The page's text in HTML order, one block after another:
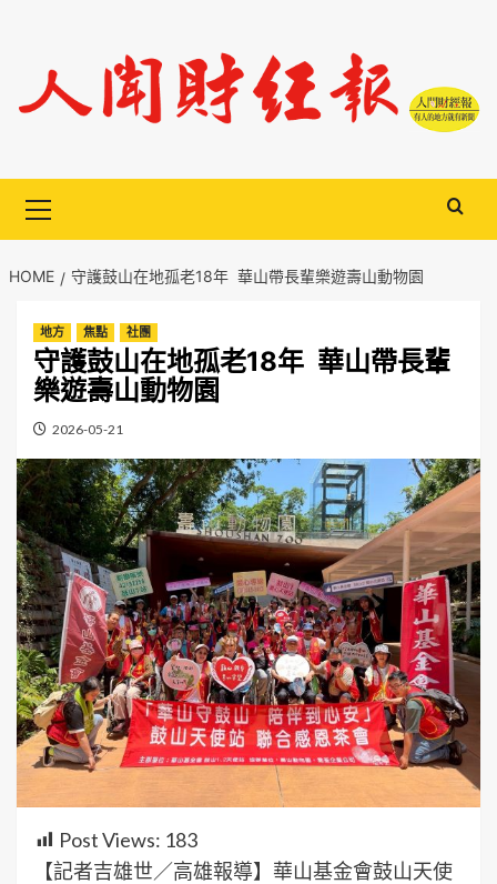
content
Menu
HOME 守護鼓山在地孤老18年 華山帶長輩樂遊壽山動物園
地方 焦點 社團
守護鼓山在地孤老18年 華山帶長輩
樂遊壽山動物園
2026-05-21
Post Views: 183
【記者吉雄世／高雄報導】華山基金會鼓山天使